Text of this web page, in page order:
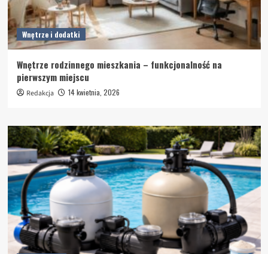
Wnętrze i dodatki
Wnętrze rodzinnego mieszkania – funkcjonalność na
pierwszym miejscu
Redakcja 14 kwietnia, 2026